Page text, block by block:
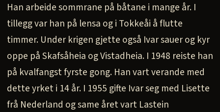
Han arbeide sommrane på båtane i mange år. I
tillegg var han på lensa og i Tokkeåi å flutte
timmer. Under krigen gjette også Ivar sauer og kyr
oppe på Skafsåheia og Vistadheia. I 1948 reiste han
på kvalfangst fyrste gong. Han vart verande med
dette yrket i 14 år. I 1955 gifte Ivar seg med Lisette
frå Nederland og same året vart Lastein